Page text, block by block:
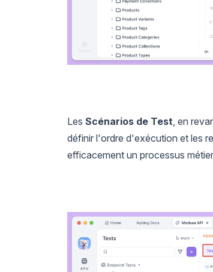
Les Scénarios de Test, en
définir l'ordre d'exécution et les
efficacement un processus